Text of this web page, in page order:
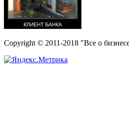
Copyright © 2011-2018 "Все о